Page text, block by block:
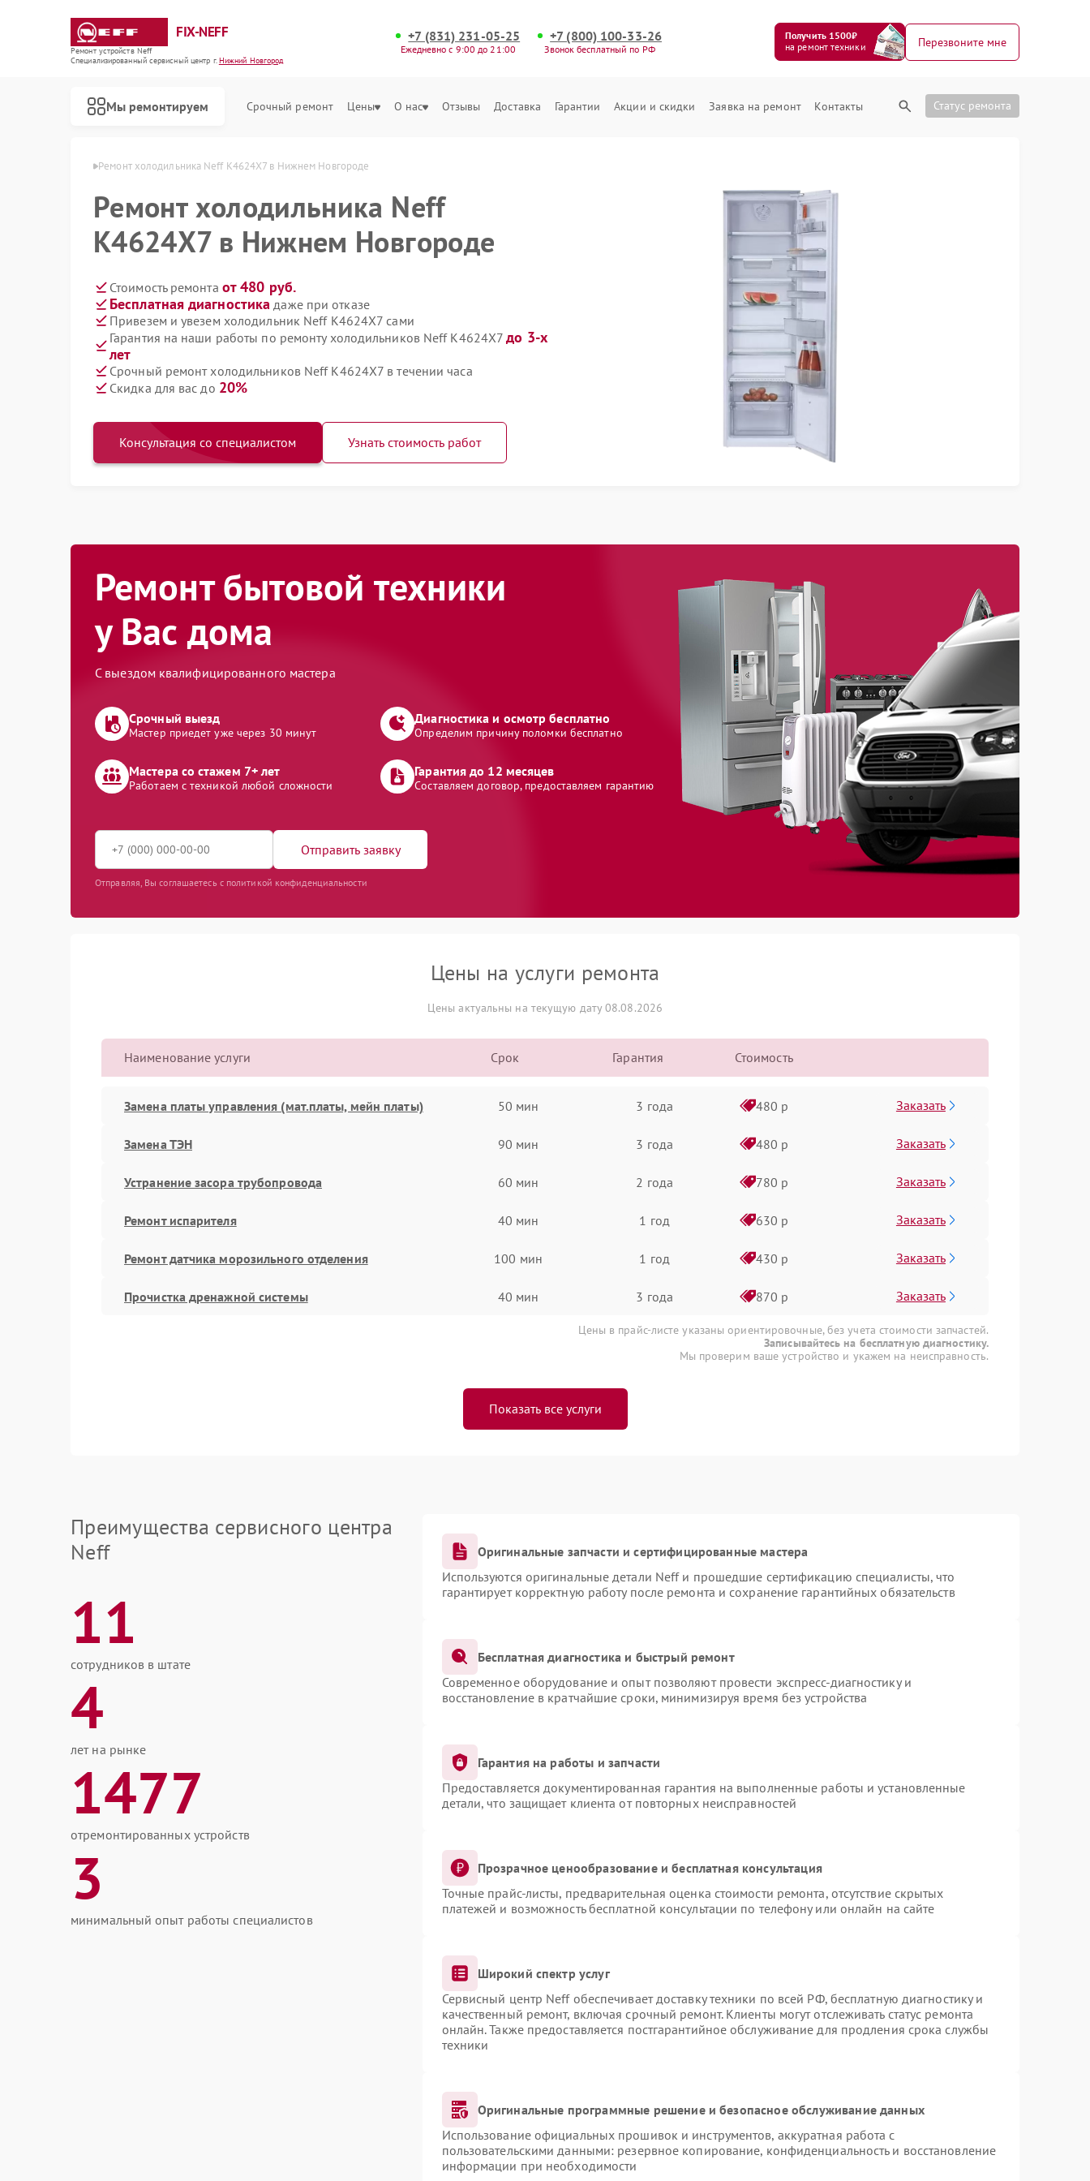
FIX-NEFF
Ремонт устройств Neff
Специализированный cервисный центр г.Нижний Новгород
+7 (831) 231-05-25
Ежедневно с 9:00 до 21:00
+7 (800) 100-33-26
Звонок бесплатный по РФ
Получить 1500₽
на ремонт техники
Перезвоните мне
Мы ремонтируем Срочный ремонт Цены О нас Отзывы Доставка Гарантии Акции и скидки Заявка на ремонт Контакты Статус ремонта
Нижнем Новгороде Ремонт холодильника Neff K4624X7 в Нижнем Новгороде
Ремонт холодильника Neff
K4624X7 в Нижнем Новгороде
Стоимость ремонта от 480 руб.
Бесплатная диагностика даже при отказе
Привезем и увезем холодильник Neff K4624X7 сами
Гарантия на наши работы по ремонту холодильников Neff K4624X7до 3-х
лет
Срочный ремонт холодильников Neff K4624X7 в течении часа
Скидка для вас до 20%
Консультация со специалистом Узнать стоимость работ
Ремонт бытовой техники
у Вас дома
С выездом квалифицированного мастера
Срочный выезд
Мастер приедет уже через 30 минут
Диагностика и осмотр бесплатно
Определим причину поломки бесплатно
Мастера со стажем 7+ лет
Работаем с техникой любой сложности
Гарантия до 12 месяцев
Составляем договор, предоставляем гарантию
Отправить заявку
Отправляя, Вы соглашаетесь с политикой конфиденциальности
Цены на услуги ремонта
Цены актуальны на текущую дату 08.08.2026
Наименование услуги Срок Гарантия Стоимость
Замена платы управления (мат.платы, мейн платы) 50 мин 3 года 480 р Заказать
Замена ТЭН 90 мин 3 года 480 р Заказать
Устранение засора трубопровода 60 мин 2 года 780 р Заказать
Ремонт испарителя 40 мин 1 год 630 р Заказать
Ремонт датчика морозильного отделения 100 мин 1 год 430 р Заказать
Прочистка дренажной системы 40 мин 3 года 870 р Заказать
Цены в прайс-листе указаны ориентировочные, без учета стоимости запчастей.
Записывайтесь на бесплатную диагностику.
Мы проверим ваше устройство и укажем на неисправность.
Показать все услуги
Преимущества сервисного центра
Neff
11
сотрудников в штате
4
лет на рынке
1477
отремонтированных устройств
3
минимальный опыт работы специалистов
Оригинальные запчасти и сертифицированные мастера
Используются оригинальные детали Neff и прошедшие сертификацию специалисты, что
гарантирует корректную работу после ремонта и сохранение гарантийных обязательств
Бесплатная диагностика и быстрый ремонт
Современное оборудование и опыт позволяют провести экспресс-диагностику и
восстановление в кратчайшие сроки, минимизируя время без устройства
Гарантия на работы и запчасти
Предоставляется документированная гарантия на выполненные работы и установленные
детали, что защищает клиента от повторных неисправностей
Прозрачное ценообразование и бесплатная консультация
Точные прайс-листы, предварительная оценка стоимости ремонта, отсутствие скрытых
платежей и возможность бесплатной консультации по телефону или онлайн на сайте
Широкий спектр услуг
Сервисный центр Neff обеспечивает доставку техники по всей РФ, бесплатную диагностику и
качественный ремонт, включая срочный ремонт. Клиенты могут отслеживать статус ремонта
онлайн. Также предоставляется постгарантийное обслуживание для продления срока службы
техники
Оригинальные программные решение и безопасное обслуживание данных
Использование официальных прошивок и инструментов, аккуратная работа с
пользовательскими данными: резервное копирование, конфиденциальность и восстановление
информации при необходимости